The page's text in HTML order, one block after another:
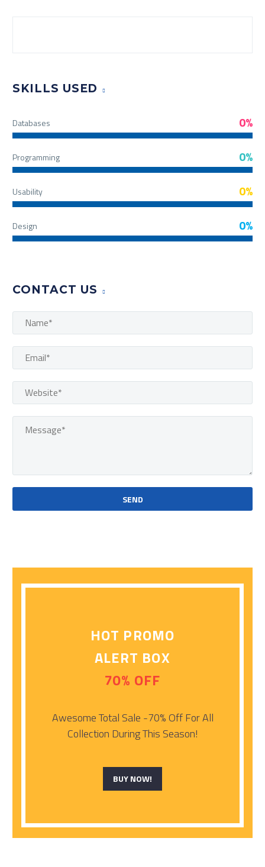
SKILLS USED
Databases 0%
Programming 0%
Usability 0%
Design 0%
CONTACT US
HOT PROMO
ALERT BOX
70% OFF
Awesome Total Sale -70% Off For All
Collection During This Season!
BUY NOW!